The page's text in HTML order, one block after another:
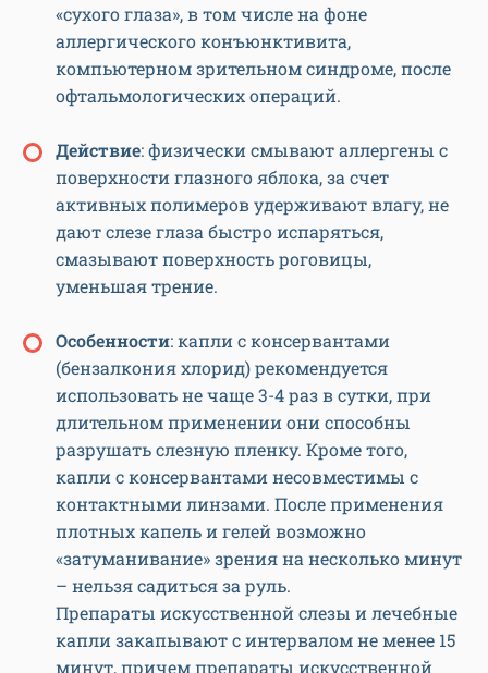
«сухого глаза», в том числе на фоне
аллергического конъюнктивита,
компьютерном зрительном синдроме, после
офтальмологических операций.
Действие: физически смывают аллергены с
поверхности глазного яблока, за счет
активных полимеров удерживают влагу, не
дают слезе глаза быстро испаряться,
смазывают поверхность роговицы,
уменьшая трение.
Особенности: капли с консервантами
(бензалкония хлорид) рекомендуется
использовать не чаще 3-4 раз в сутки, при
длительном применении они способны
разрушать слезную пленку. Кроме того,
капли с консервантами несовместимы с
контактными линзами. После применения
плотных капель и гелей возможно
«затуманивание» зрения на несколько минут
– нельзя садиться за руль.
Препараты искусственной слезы и лечебные
капли закапывают с интервалом не менее 15
минут, причем препараты искусственной